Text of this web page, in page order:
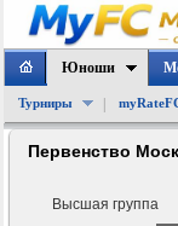
Юноши
Турниры
Первенство
Высшая группа